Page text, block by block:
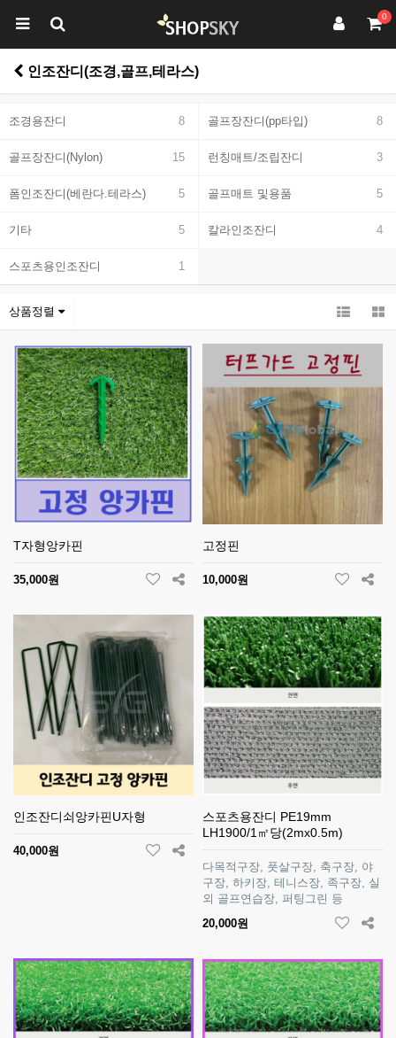
0
인조잔디(조경,골프,테라스)
조경용잔디 8 골프장잔디(pp타입) 8
골프장잔디(Nylon) 15 런칭매트/조립잔디 3
폼인조잔디(베란다.테라스) 5 골프매트 및용품 5
기타 5 칼라인조잔디 4
스포츠용인조잔디 1
상품정렬
T자형앙카핀
35,000원
고정핀
10,000원
인조잔디쇠앙카핀U자형
40,000원
스포츠용잔디 PE19mm
LH1900/1㎡당(2mx0.5m)
다목적구장, 풋살구장, 축구장, 야
구장, 하키장, 테니스장, 족구장, 실
외 골프연습장, 퍼팅그린 등
20,000원